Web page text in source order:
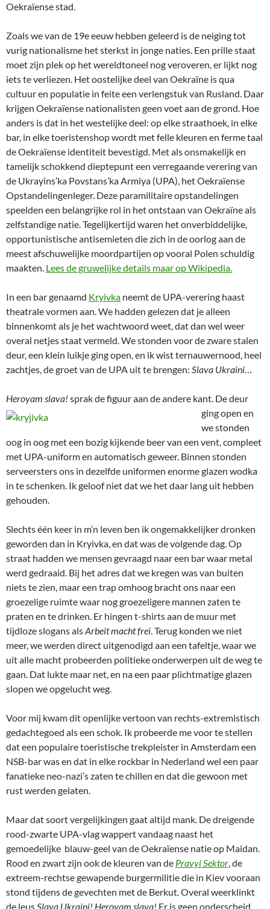
Oekraïense stad.
Zoals we van de 19e eeuw hebben geleerd is de neiging tot
vurig nationalisme het sterkst in jonge naties. Een prille staat
moet zijn plek op het wereldtoneel nog veroveren, er lijkt nog
iets te verliezen. Het oostelijke deel van Oekraïne is qua
cultuur en populatie in feite een verlengstuk van Rusland. Daar
krijgen Oekraïense nationalisten geen voet aan de grond. Hoe
anders is dat in het westelijke deel: op elke straathoek, in elke
bar, in elke toeristenshop wordt met felle kleuren en ferme taal
de Oekraïense identiteit bevestigd. Met als onsmakelijk en
tamelijk schokkend dieptepunt een verregaande verering van
de Ukrayins’ka Povstans’ka Armiya (UPA), het Oekraïense
Opstandelingenleger. Deze paramilitaire opstandelingen
speelden een belangrijke rol in het ontstaan van Oekraïne als
zelfstandige natie. Tegelijkertijd waren het onverbiddelijke,
opportunistische antisemieten die zich in de oorlog aan de
meest afschuwelijke moordpartijen op vooral Polen schuldig
maakten. Lees de gruwelijke details maar op Wikipedia.
In een bar genaamd Kryivka neemt de UPA-verering haast
theatrale vormen aan. We hadden gelezen dat je alleen
binnenkomt als je het wachtwoord weet, dat dan wel weer
overal netjes staat vermeld. We stonden voor de zware stalen
deur, een klein luikje ging open, en ik wist ternauwernood, heel
zachtjes, de groet van de UPA uit te brengen: Slava Ukraini…
Heroyam slava! sprak de figuur aan de andere kant. De deur
ging open en
we stonden
oog in oog met een bozig kijkende beer van een vent, compleet
met UPA-uniform en automatisch geweer. Binnen stonden
serveersters ons in dezelfde uniformen enorme glazen wodka
in te schenken. Ik geloof niet dat we het daar lang uit hebben
gehouden.
Slechts één keer in m’n leven ben ik ongemakkelijker dronken
geworden dan in Kryivka, en dat was de volgende dag. Op
straat hadden we mensen gevraagd naar een bar waar metal
werd gedraaid. Bij het adres dat we kregen was van buiten
niets te zien, maar een trap omhoog bracht ons naar een
groezelige ruimte waar nog groezeligere mannen zaten te
praten en te drinken. Er hingen t-shirts aan de muur met
tijdloze slogans alsArbeit macht frei. Terug konden we niet
meer, we werden direct uitgenodigd aan een tafeltje, waar we
uit alle macht probeerden politieke onderwerpen uit de weg te
gaan. Dat lukte maar net, en na een paar plichtmatige glazen
slopen we opgelucht weg.
Voor mij kwam dit openlijke vertoon van rechts-extremistisch
gedachtegoed als een schok. Ik probeerde me voor te stellen
dat een populaire toeristische trekpleister in Amsterdam een
NSB-bar was en dat in elke rockbar in Nederland wel een paar
fanatieke neo-nazi’s zaten te chillen en dat die gewoon met
rust werden gelaten.
Maar dat soort vergelijkingen gaat altijd mank. De dreigende
rood-zwarte UPA-vlag wappert vandaag naast het
gemoedelijke blauw-geel van de Oekraïense natie op Maidan.
Rood en zwart zijn ook de kleuren van de Pravyi Sektor, de
extreem-rechtse gewapende burgermilitie die in Kiev vooraan
stond tijdens de gevechten met de Berkut. Overal weerklinkt
de leus Slava Ukraini! Heroyam slava! Er is geen onderscheid.